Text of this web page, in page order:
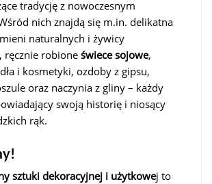
tradycję z nowoczesnym
nich znajdą się m.in. delikatna
naturalnych i żywicy
ręcznie robione świece sojowe,
i kosmetyki, ozdoby z gipsu,
oraz naczynia z gliny – każdy
swoją historię i niosący
rąk.
sztuki dekoracyjnej i użytkowej to